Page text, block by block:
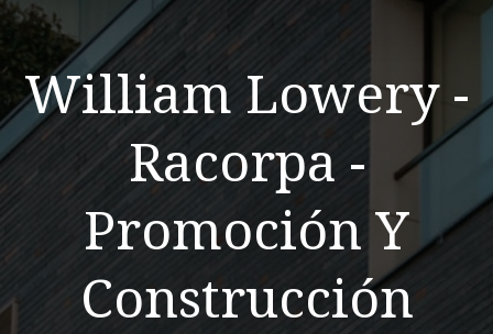
William Lowery -
Racorpa -
Promoción Y
Construcción